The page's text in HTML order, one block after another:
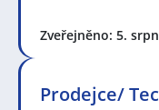
Zveřejněno: 5.
Prodejce/